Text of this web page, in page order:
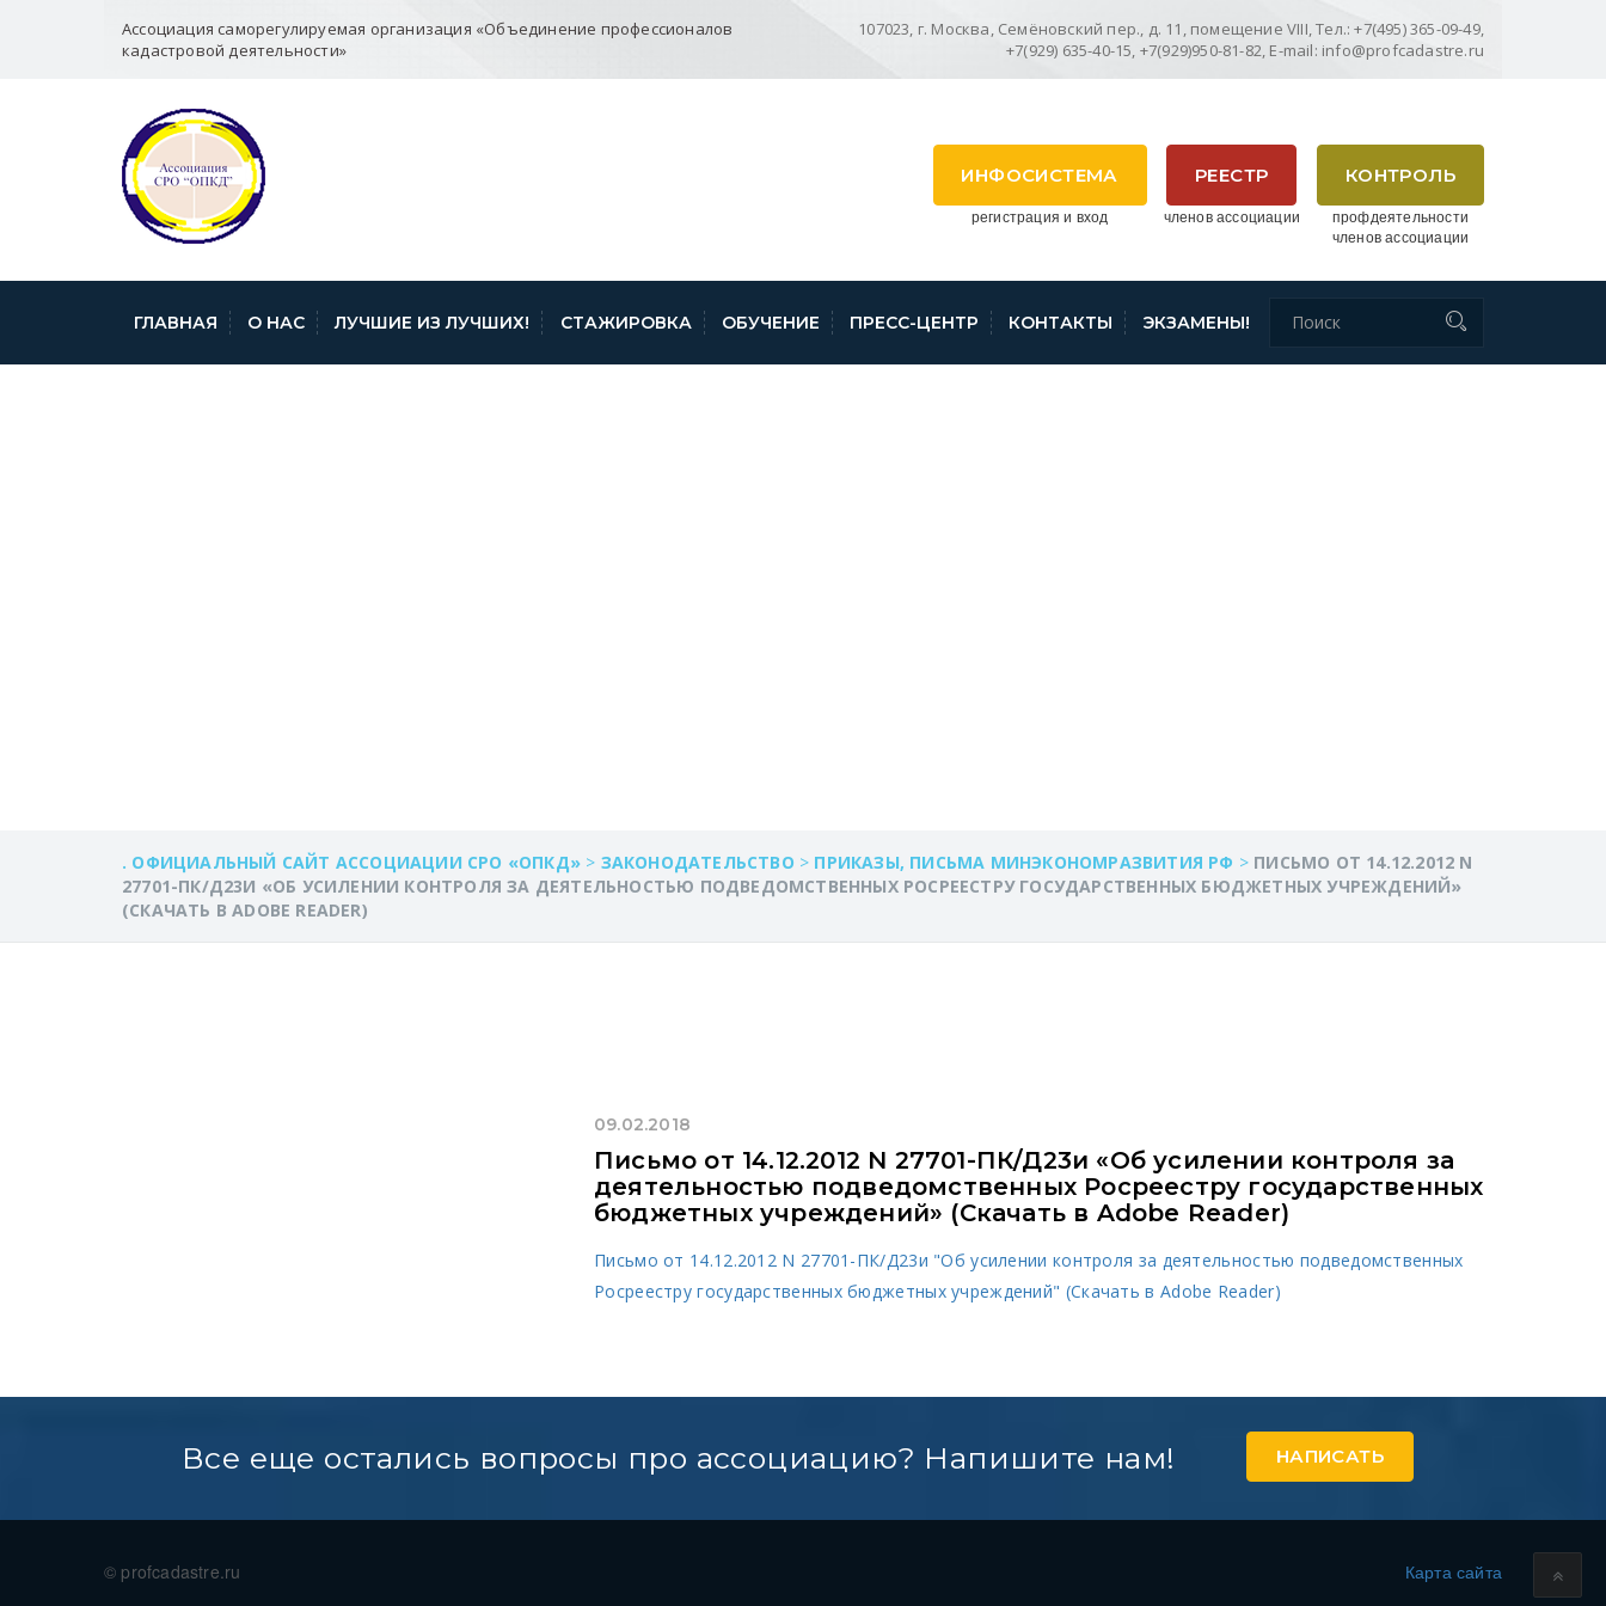
Ассоциация саморегулируемая организация «Объединение профессионалов
кадастровой деятельности»
107023, г. Москва, Семёновский пер., д. 11, помещение VIII, Тел.: +7(495) 365-09-49,
+7(929) 635-40-15, +7(929)950-81-82, E-mail: info@profcadastre.ru
КОНТРОЛЬ
профдеятельности
членов ассоциации
РЕЕСТР
членов ассоциации
ИНФОСИСТЕМА
регистрация и вход
ГЛАВНАЯ О НАС ЛУЧШИЕ ИЗ ЛУЧШИХ! СТАЖИРОВКА ОБУЧЕНИЕ ПРЕСС-ЦЕНТР КОНТАКТЫ ЭКЗАМЕНЫ!
. ОФИЦИАЛЬНЫЙ САЙТ АССОЦИАЦИИ СРО «ОПКД» > ЗАКОНОДАТЕЛЬСТВО > ПРИКАЗЫ, ПИСЬМА МИНЭКОНОМРАЗВИТИЯ РФ > ПИСЬМО ОТ 14.12.2012 N
27701-ПК/Д23И «ОБ УСИЛЕНИИ КОНТРОЛЯ ЗА ДЕЯТЕЛЬНОСТЬЮ ПОДВЕДОМСТВЕННЫХ РОСРЕЕСТРУ ГОСУДАРСТВЕННЫХ БЮДЖЕТНЫХ УЧРЕЖДЕНИЙ»
(СКАЧАТЬ В ADOBE READER)
09.02.2018
Письмо от 14.12.2012 N 27701-ПК/Д23и «Об усилении контроля за
деятельностью подведомственных Росреестру государственных
бюджетных учреждений» (Скачать в Adobe Reader)
Письмо от 14.12.2012 N 27701-ПК/Д23и "Об усилении контроля за деятельностью подведомственных
Росреестру государственных бюджетных учреждений" (Скачать в Adobe Reader)
Все еще остались вопросы про ассоциацию? Напишите нам! НАПИСАТЬ
© profcadastre.ru Карта сайта